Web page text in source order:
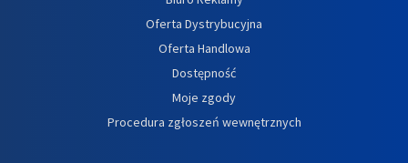
Oferta Dystrybucyjna
Oferta Handlowa
Dostępność
Moje zgody
Procedura zgłoszeń wewnętrznych